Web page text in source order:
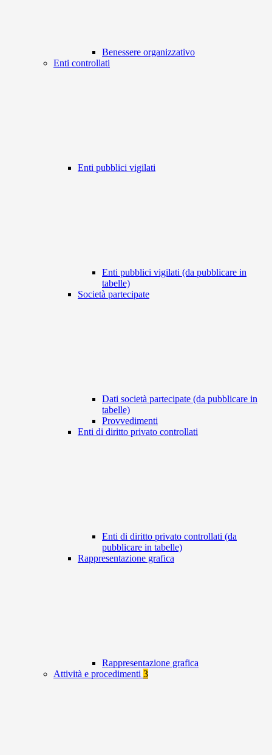
Benessere organizzativo
Enti controllati
Enti pubblici vigilati
Enti pubblici vigilati (da pubblicare in
tabelle)
Società partecipate
Dati società partecipate (da pubblicare in
tabelle)
Provvedimenti
Enti di diritto privato controllati
Enti di diritto privato controllati (da
pubblicare in tabelle)
Rappresentazione grafica
Rappresentazione grafica
Attività e procedimenti 3